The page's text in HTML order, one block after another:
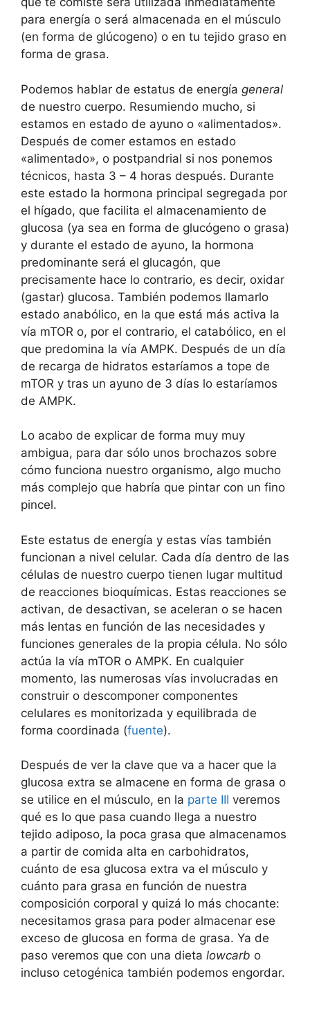
para energía o será almacenada en el músculo
(en forma de glúcogeno) o en tu tejido graso en
forma de grasa.
Podemos hablar de estatus de energía general
de nuestro cuerpo. Resumiendo mucho, si
estamos en estado de ayuno o «alimentados».
Después de comer estamos en estado
«alimentado», o postpandrial si nos ponemos
técnicos, hasta 3 – 4 horas después. Durante
este estado la hormona principal segregada por
el hígado, que facilita el almacenamiento de
glucosa (ya sea en forma de glucógeno o grasa)
y durante el estado de ayuno, la hormona
predominante será el glucagón, que
precisamente hace lo contrario, es decir, oxidar
(gastar) glucosa. También podemos llamarlo
estado anabólico, en la que está más activa la
vía mTOR o, por el contrario, el catabólico, en el
que predomina la vía AMPK. Después de un día
de recarga de hidratos estaríamos a tope de
mTOR y tras un ayuno de 3 días lo estaríamos
de AMPK.
Lo acabo de explicar de forma muy muy
ambigua, para dar sólo unos brochazos sobre
cómo funciona nuestro organismo, algo mucho
más complejo que habría que pintar con un fino
pincel.
Este estatus de energía y estas vías también
funcionan a nivel celular. Cada día dentro de las
células de nuestro cuerpo tienen lugar multitud
de reacciones bioquímicas. Estas reacciones se
activan, de desactivan, se aceleran o se hacen
más lentas en función de las necesidades y
funciones generales de la propia célula. No sólo
actúa la vía mTOR o AMPK. En cualquier
momento, las numerosas vías involucradas en
construir o descomponer componentes
celulares es monitorizada y equilibrada de
forma coordinada (fuente).
Después de ver la clave que va a hacer que la
glucosa extra se almacene en forma de grasa o
se utilice en el músculo, en la parte III veremos
qué es lo que pasa cuando llega a nuestro
tejido adiposo, la poca grasa que almacenamos
a partir de comida alta en carbohidratos,
cuánto de esa glucosa extra va el músculo y
cuánto para grasa en función de nuestra
composición corporal y quizá lo más chocante:
necesitamos grasa para poder almacenar ese
exceso de glucosa en forma de grasa. Ya de
paso veremos que con una dieta lowcarb o
incluso cetogénica también podemos engordar.